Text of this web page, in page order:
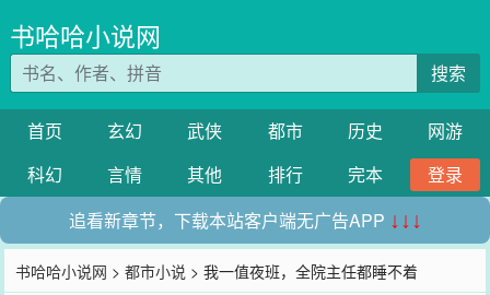
书哈哈小说网
搜索
首页 玄幻 武侠 都市 历史
网游
科幻
言情 其他 排行 完本
登录
追看新章节，下载本站客户端无广告APP ↓↓↓
书哈哈小说网 >都市小说 > 我一值夜班，全院主任都睡不着